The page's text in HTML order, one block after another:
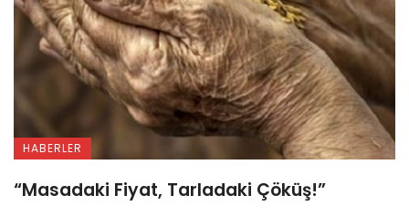
HABERLER
“Masadaki Fiyat, Tarladaki Çöküş!”